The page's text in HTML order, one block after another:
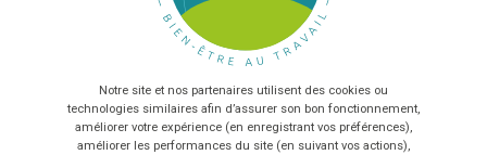
En envoyant le formulaire, vous acceptez que les
informations saisies soient exploitées dans le cadre de la
relation commerciale qui peut en découler
TÉLÉCHARGER
Notre site et nos partenaires utilisent des cookies ou
technologies similaires afin d’assurer son bon fonctionnement,
améliorer votre expérience (en enregistrant vos préférences),
améliorer les performances du site (en suivant vos actions),